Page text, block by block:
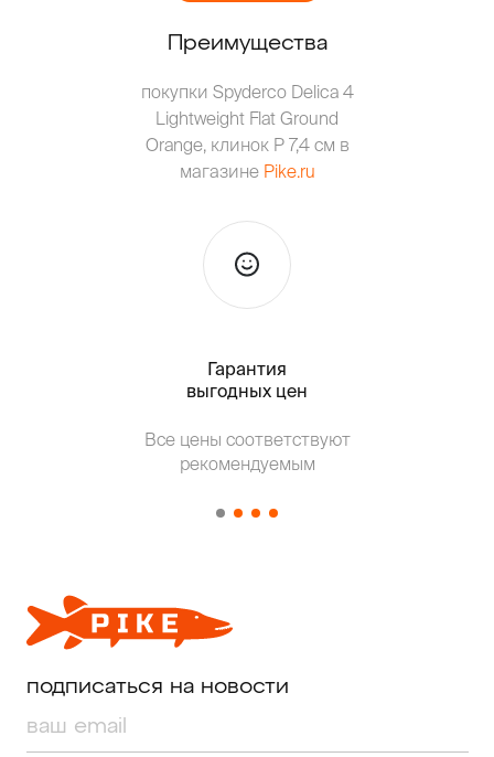
Преимущества
покупки Spyderco Delica 4
Lightweight Flat Ground
Orange, клинок P 7,4 см в
магазине Pike.ru
Гарантия
выгодных цен
Все цены соответствуют
рекомендуемым
подписаться на новости